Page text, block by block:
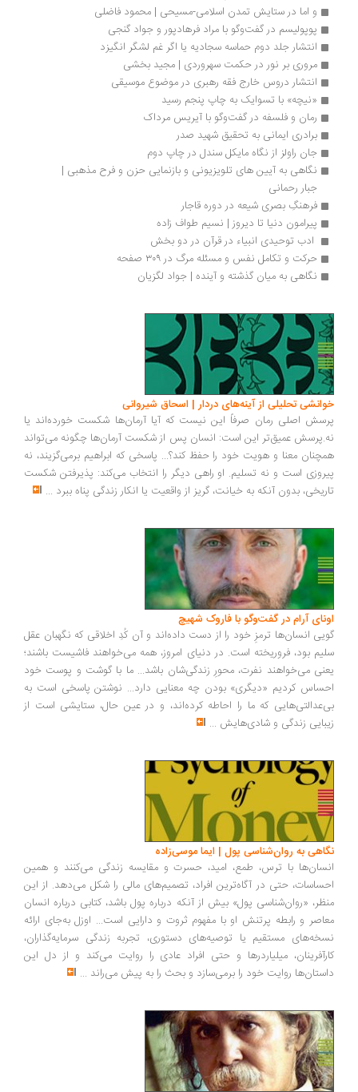
و اما در ستایش تمدن اسلامی-مسیحی | محمود فاضلی
پوپولیسم در گفت‌وگو با مراد فرهادپور و جواد گنجی
انتشار جلد دوم حماسه سجادیه یا اگر غم لشگر انگیزد
مروری بر نور در حکمت سهروردی | مجید بخشی
انتشار دروس خارج فقه رهبری در موضوع موسیقی
«نیچه» با تسوایک به چاپ پنجم رسید
رمان و فلسفه در گفت‌وگو با آیریس مرداک
برادری ایمانی به تحقیق شهید صدر
جان راولز از نگاه مایکل سندل در چاپ دوم
جبار رحمانی
فرهنگِ بصری شیعه در دوره قاجار
پیرامون دنیا تا دیروز | نسیم طواف زاده
ادب توحیدی انبیاء در قرآن در دو بخش
حرکت و تکامل نفس و مسئله مرگ در ۳۰۹ صفحه
نگاهی به میان گذشته و آینده | جواد لگزیان
خوانشی تحلیلی از آینه‌های دردار | اسحاق شیروانی
پرسش اصلی رمان صرفاً این نیست که آیا آرمان‌ها شکست خورده‌اند یا
نه.پرسش عمیق‌تر این است: انسان پس از شکست آرمان‌ها چگونه می‌تواند
همچنان معنا و هویت خود را حفظ کند؟... پاسخی که ابراهیم برمی‌گزیند، نه
پیروزی است و نه تسلیم. او راهی دیگر را انتخاب می‌کند: پذیرفتن شکست
تاریخی، بدون آنکه به خیانت، گریز از واقعیت یا انکار زندگی پناه ببرد ...
اونای آرام در گفت‌وگو با فاروک شهیچ‭
گویی انسان‌ها ترمزِ خود را از دست داده‌اند و آن کُدِ اخلاقی که نگهبان عقل
سلیم بود، فروریخته است. در دنیای امروز، همه می‌خواهند فاشیست باشند؛
یعنی می‌خواهند نفرت، محورِ زندگی‌شان باشد... ما با گوشت و پوست خود
احساس کردیم «دیگری» بودن چه معنایی دارد... نوشتن پاسخی است به
بی‌عدالتی‌هایی که ما را احاطه کرده‌اند، و در عین حال، ستایشی است از
زیبایی زندگی و شادی‌هایش ...
نگاهی به روان‌شناسی پول | ایما موسی‌زاده
انسان‌ها با ترس، طمع، امید، حسرت و مقایسه زندگی می‌کنند و همین
احساسات، حتی در آگاه‌ترین افراد، تصمیم‌های مالی را شکل می‌دهد. از این
منظر، «روان‌شناسی پول» بیش از آنکه درباره پول باشد، کتابی درباره انسان
معاصر و رابطه پرتنش او با مفهوم ثروت و دارایی است... اوزل به‌جای ارائه
نسخه‌های مستقیم یا توصیه‌های دستوری، تجربه زندگی سرمایه‌گذاران،
کارآفرینان، میلیاردرها و حتی افراد عادی را روایت می‌کند و از دل این
داستان‌ها روایت خود را برمی‌سازد و بحث را به پیش می‌راند ...